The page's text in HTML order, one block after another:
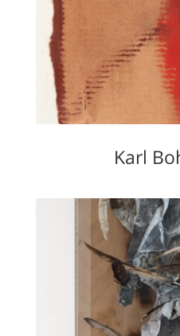
Karl